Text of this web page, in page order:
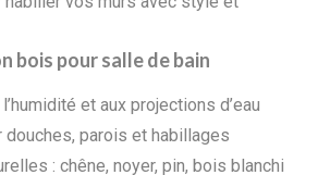
bois pour salle de bain
et aux projections d’eau
douches, parois et habillages
: chêne, noyer, pin, bois blanchi